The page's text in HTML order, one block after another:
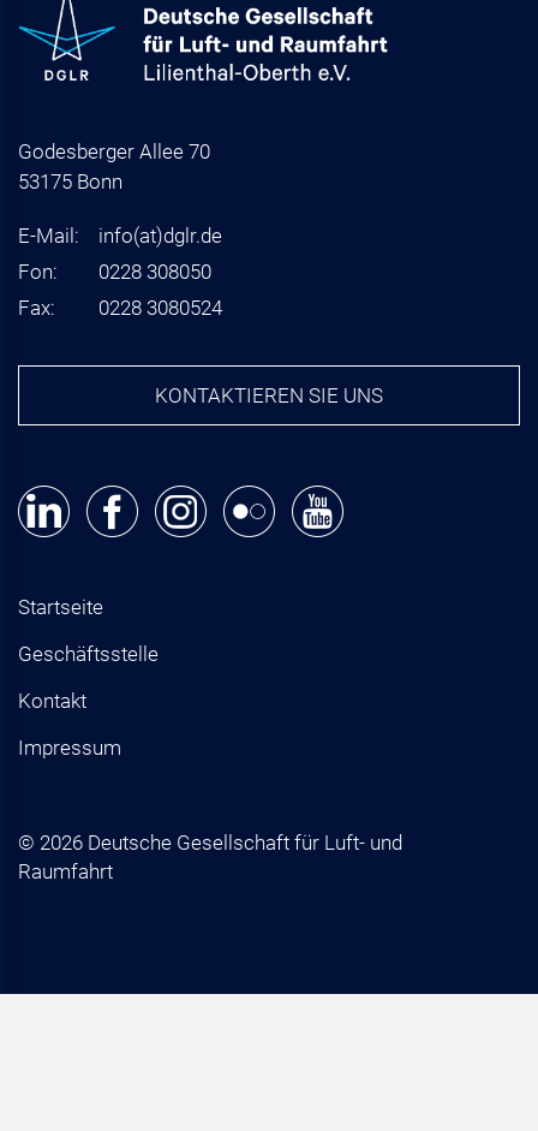
Godesberger Allee 70
53175 Bonn
E-Mail: info(at)dglr.de
Fon:
0228 308050
Fax:
0228 3080524
KONTAKTIEREN SIE UNS
Startseite
Geschäftsstelle
Kontakt
Impressum
© 2026 Deutsche Gesellschaft für Luft- und
Raumfahrt